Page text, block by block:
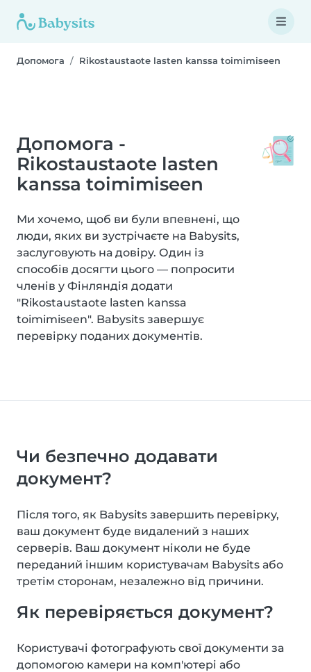
Допомога Rikostaustaote lasten kanssa toimimiseen
Допомога -
Rikostaustaote lasten
kanssa toimimiseen
Ми хочемо, щоб ви були впевнені, що
люди, яких ви зустрічаєте на Babysits,
заслуговують на довіру. Один із
способів досягти цього — попросити
членів у Фінляндія додати
"Rikostaustaote lasten kanssa
toimimiseen". Babysits завершує
перевірку поданих документів.
Чи безпечно додавати
документ?
Після того, як Babysits завершить перевірку,
ваш документ буде видалений з наших
серверів. Ваш документ ніколи не буде
переданий іншим користувачам Babysits або
третім сторонам, незалежно від причини.
Як перевіряється документ?
Користувачі фотографують свої документи за
допомогою камери на комп'ютері або